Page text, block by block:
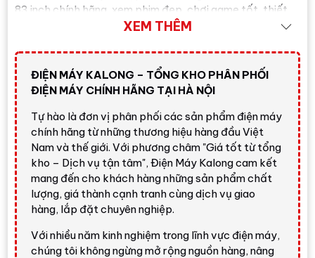
83 inch chính hãng, xem phim đẹp, chơi game tốt, thiết
kế sang trọng và nền tảng Smart TV dễ dùng cho không
Đánh giá nhanh từ Điện Máy
Kalong
Nhận định nhanh về LG OLED83C5PSA
Smart Tivi OLED evo LG AI 4K 83 inch
OLED83C5PSAlà lựa chọn đáng cân nhắc nếu
bạn cần màn hình OLED rất lớn, hình ảnh có độ
tương phản mạnh, màu đen sâu, màu sắc chính
xác và độ sáng được cải thiện nhờBrightness
Booster. So với các dòng OLED phổ thông, model
XEM THÊM
ĐIỆN MÁY KALONG – TỔNG KHO PHÂN PHỐI
ĐIỆN MÁY CHÍNH HÃNG TẠI HÀ NỘI
Tự hào là đơn vị phân phối các sản phẩm điện máy
chính hãng từ những thương hiệu hàng đầu Việt
Nam và thế giới. Với phương châm "Giá tốt từ tổng
kho – Dịch vụ tận tâm", Điện Máy Kalong cam kết
mang đến cho khách hàng những sản phẩm chất
lượng, giá thành cạnh tranh cùng dịch vụ giao
hàng, lắp đặt chuyên nghiệp.
Với nhiều năm kinh nghiệm trong lĩnh vực điện máy,
chúng tôi không ngừng mở rộng nguồn hàng, nâng